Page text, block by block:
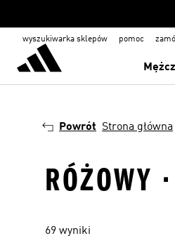
wyszukiwarka sklepów pomoc
Powrót Strona główna
RÓŻOWY
69 wyniki